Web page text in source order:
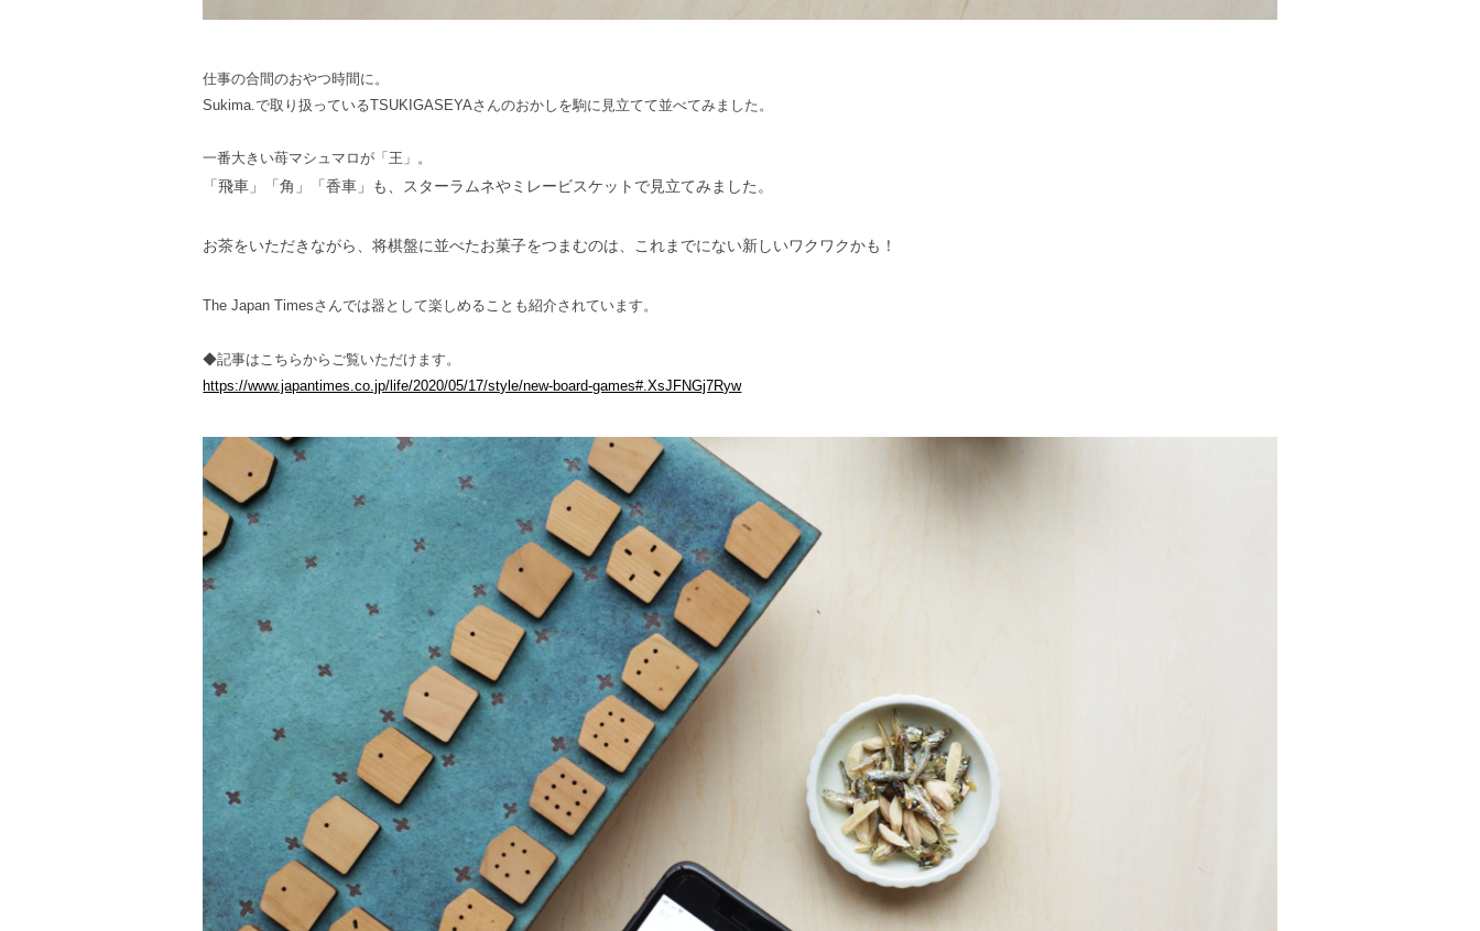
仕事の合間のおやつ時間に。
Sukima.で取り扱っているTSUKIGASEYAさんのおかしを駒に見立てて並べてみました。
一番大きい苺マシュマロが「王」。
「飛車」「角」「香車」も、スターラムネやミレービスケットで見立てみました。
お茶をいただきながら、将棋盤に並べたお菓子をつまむのは、これまでにない新しいワクワクかも！
The Japan Timesさんでは器として楽しめることも紹介されています。
◆記事はこちらからご覧いただけます。
https://www.japantimes.co.jp/life/2020/05/17/style/new-board-games#.XsJFNGj7Ryw